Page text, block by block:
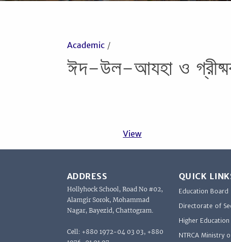
Academic
ঈদ-উল-আযহা ও
View
ADDRESS
Hollyhock School, Road No #02,
Alamgir Sorok, Mohammad
Nagar, Bayezid, Chattogram.
Cell: +880 1972-04 03 03, +880
QUICK
Education Board
Directorate of
Higher Education
NTRCA Ministry